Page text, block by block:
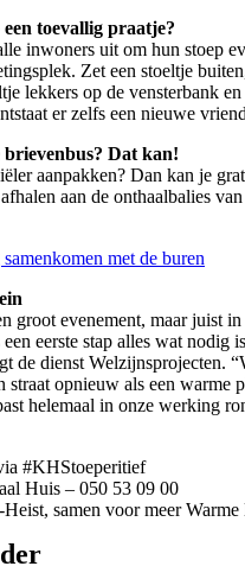
toevallig praatje?
inwoners uit om hun stoep
Zet een stoeltje
lekkers op de vensterbank
er zelfs een nieuwe
Dat kan!
aanpakken? Dan kan je
afhalen aan de onthaalbalies
groot evenement, maar juist
eerste stap alles wat nodig
de dienst Welzijnsprojecten.
straat opnieuw als een warme
helemaal in onze werking
#KHStoeperitief
Huis – 050 53 09 00
samen voor meer Warme